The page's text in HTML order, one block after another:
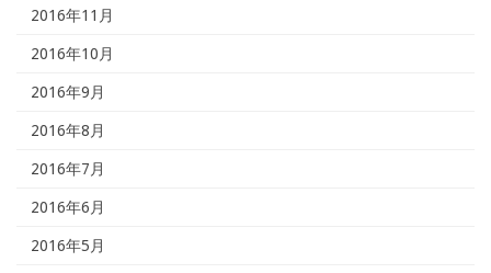
2016年11月
2016年10月
2016年9月
2016年8月
2016年7月
2016年6月
2016年5月